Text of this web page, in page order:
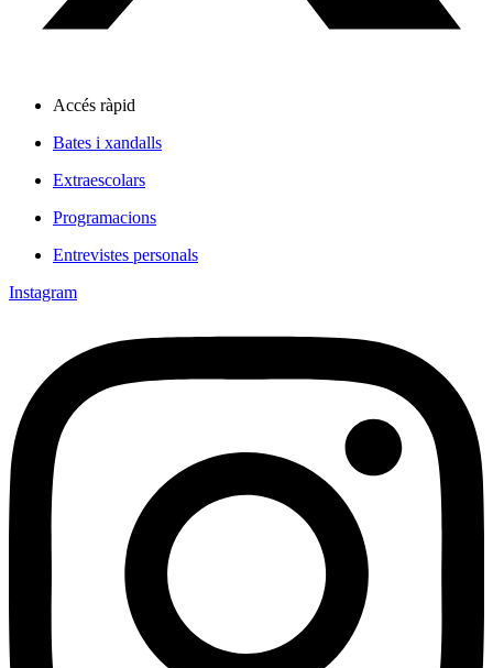
Accés ràpid
Bates i xandalls
Extraescolars
Programacions
Entrevistes personals
Instagram